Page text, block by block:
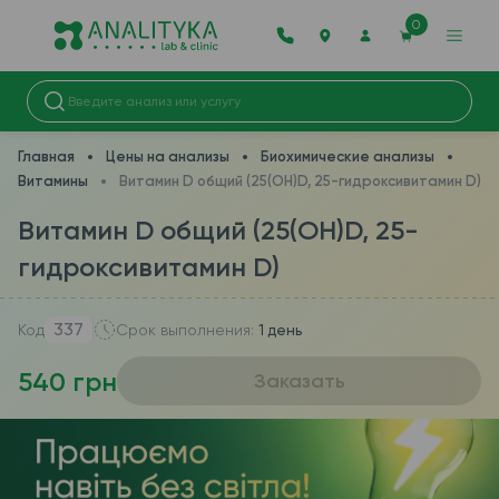
0
Главная Цены на анализы
Биохимические анализы
Витамины
Витамин D общий (25(OH)D, 25-гидроксивитамин D)
Витамин D общий (25(OH)D, 25-
гидроксивитамин D)
Код 337 Срок выполнения: 1 день
540 грн Заказать